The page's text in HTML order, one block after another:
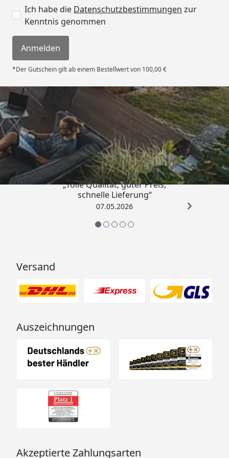
Babyschaukel
Schaukelsitz, Schaukelscheibe
Strickleiter, Kletterseil
Trapez mit Turnringen
Fallschutzmatten
Karibu Doppelschaukel Felix mit
Klettergerüst Technische Daten
Karibu Doppelschaukel Felix mit
Klettergerüst - Rutsche - Technische Daten
Karibu Doppelschaukel Felix mit
Klettergerüst Gebrauchsanweisung
Karibu Doppelschaukel Felix mit
Klettergerüst Montageanleitung
Ich habe die Datenschutzbestimmungen zur
Kenntnis genommen
Anmelden
*Der Gutschein gilt ab einem Bestellwert von 100,00 €
Trusted Shops
4,67/ 5
„Tolle Qualität, guter Preis,
schnelle Lieferung“
07.05.2026
Versand
Auszeichnungen
Akzeptierte Zahlungsarten